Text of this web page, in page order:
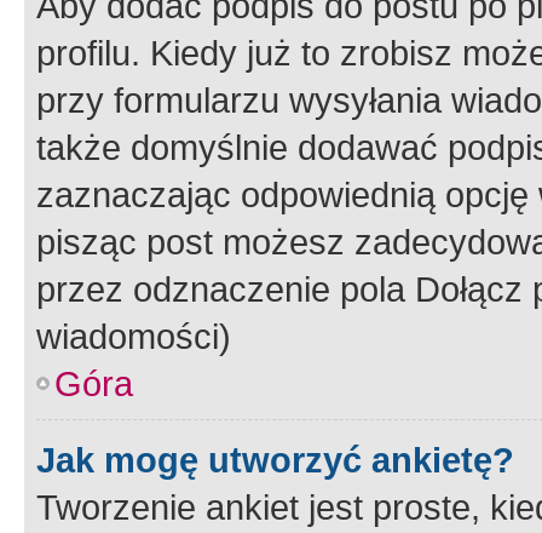
profilu. Kiedy już to zrobisz
przy formularzu wysyłania
także domyślnie dodawać
zaznaczając odpowiednią
pisząc post możesz
przez odznaczenie pola
wiadomości)
Góra
Jak mogę utworzyć ankietę?
Tworzenie ankiet jest proste,